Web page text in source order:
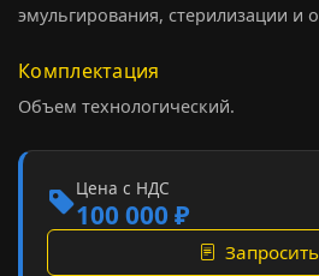
эмульгирования, стерилизации и
Комплектация
Объем технологический.
Цена с НДС
100 000 ₽